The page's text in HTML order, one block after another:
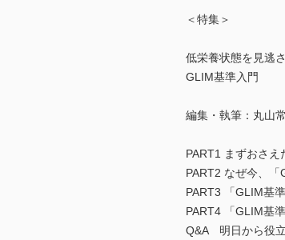
＜特集＞
低栄養状態を見逃
GLIM基準入門
編集・執筆：丸山
PART1 まずおさ
PART2 なぜ今、
PART3 「GLIM基
PART4 「GLIM基
Q&A 明日から役